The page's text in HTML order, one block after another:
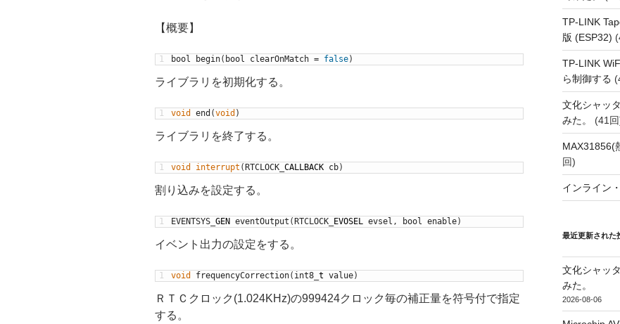
【概要】
1 bool begin( bool clearOnMatch = false)
ライブラリを初期化する。
1 void end (void )
ライブラリを終了する。
1 void interrupt (RTCLOCK CALLBACK cb)
割り込みを設定する。
1 EVENTSYS GEN eventOutput (RTCLOCK EVOSEL evsel , bool enable)
イベント出力の設定をする。
1 void frequencyCorrection( int8 t value)
ＲＴＣクロック(1.024KHz)の999424クロック毎の補正量を符号付で指定
する。
TP-LINK
版 (ESP32)
TP-LINK
ら制御する
文化シャッ
みた。
(41
MAX31856(
回)
インライン
最近更新された
文化シャッ
みた。
2026-08-06